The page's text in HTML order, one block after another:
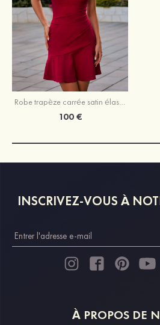
Robe trapèze carrée satin élastique courte/mini robe de fête de la rentré avec ourlet
100 €
INSCRIVEZ-VOUS À
À PROPOS DE